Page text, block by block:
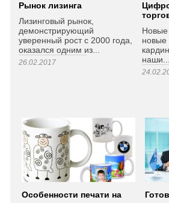
Рынок лизинга
Лизинговый рынок,
демонстрирующий
уверенный рост с 2000 года,
оказался одним из...
26.02.2017
Новые
новые
наши...
Особенности печати на